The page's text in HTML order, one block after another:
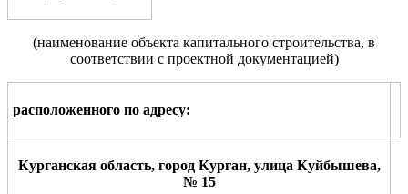
(наименование объекта капитального строительства, в
соответствии с проектной документацией)
расположенного по адресу:
Курганская область, город Курган, улица Куйбышева,
№ 15